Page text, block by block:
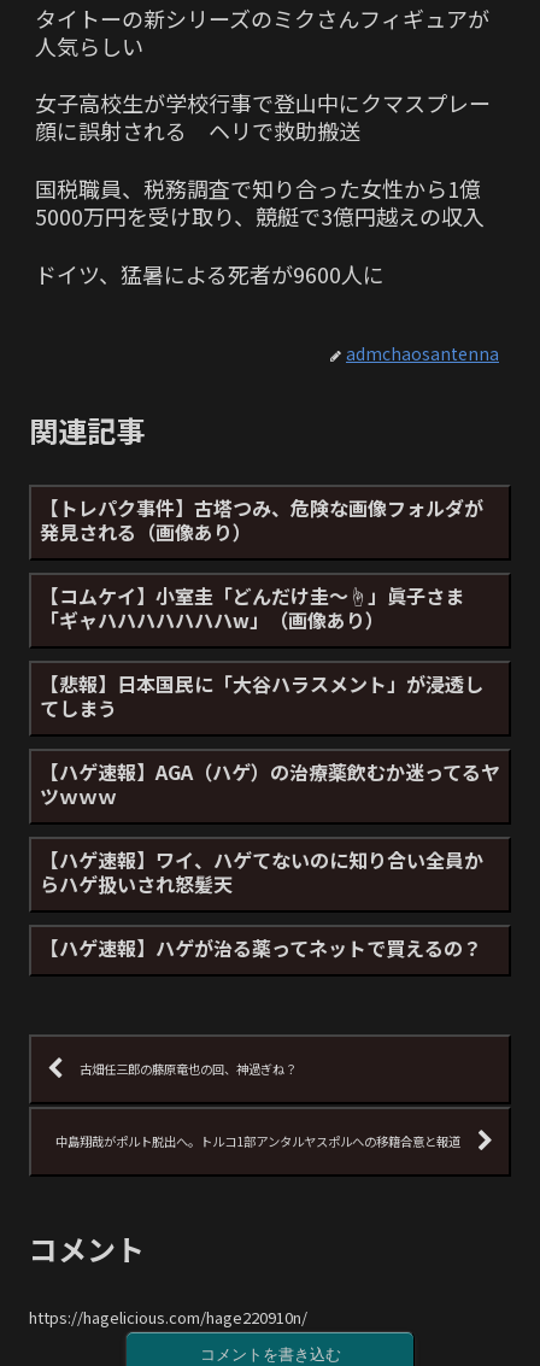
タイトーの新シリーズのミクさんフィギュアが
人気らしい
女子高校生が学校行事で登山中にクマスプレー
顔に誤射される ヘリで救助搬送
国税職員、税務調査で知り合った女性から1億
5000万円を受け取り、競艇で3億円越えの収入
ドイツ、猛暑による死者が9600人に
admchaosantenna
関連記事
【トレパク事件】古塔つみ、危険な画像フォルダが
発見される（画像あり）
【コムケイ】小室圭「どんだけ圭～☝」眞子さま
「ギャハハハハハハハw」（画像あり）
【悲報】日本国民に「大谷ハラスメント」が浸透し
てしまう
【ハゲ速報】AGA（ハゲ）の治療薬飲むか迷ってるヤ
ツｗｗｗ
【ハゲ速報】ワイ、ハゲてないのに知り合い全員か
らハゲ扱いされ怒髪天
【ハゲ速報】ハゲが治る薬ってネットで買えるの？
古畑任三郎の藤原竜也の回、神過ぎね？
中島翔哉がポルト脱出へ。トルコ1部アンタルヤスポルへの移籍合意と報道
コメント
https://hagelicious.com/hage220910n/
コメントを書き込む